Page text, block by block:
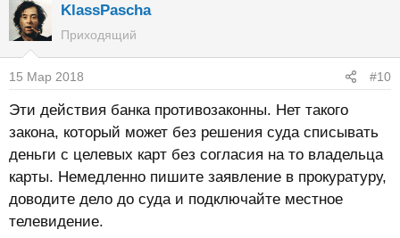
KlassPascha
Приходящий
15 Мар 2018 #10
Эти действия банка противозаконны. Нет такого
закона, который может без решения суда списывать
деньги с целевых карт без согласия на то владельца
карты. Немедленно пишите заявление в прокуратуру,
доводите дело до суда и подключайте местное
телевидение.